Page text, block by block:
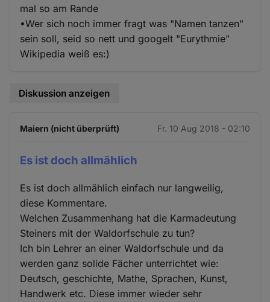
mal so am Rande
•Wer sich noch immer fragt was "Namen tanzen"
sein soll, seid so nett und googelt "Eurythmie"
Wikipedia weiß es:)
Diskussion anzeigen
Maiern (nicht überprüft) Fr. 10 Aug 2018 - 02:10
Es ist doch allmählich
Es ist doch allmählich einfach nur langweilig,
diese Kommentare.
Welchen Zusammenhang hat die Karmadeutung
Steiners mit der Waldorfschule zu tun?
Ich bin Lehrer an einer Waldorfschule und da
werden ganz solide Fächer unterrichtet wie:
Deutsch, geschichte, Mathe, Sprachen, Kunst,
Handwerk etc. Diese immer wieder sehr